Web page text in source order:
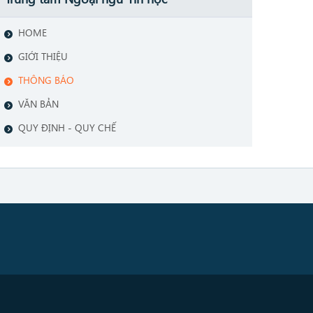
HOME
GIỚI THIỆU
THÔNG BÁO
VĂN BẢN
QUY ĐỊNH - QUY CHẾ